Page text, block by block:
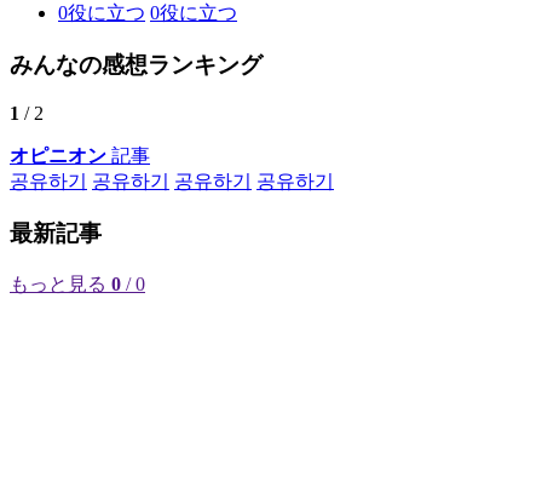
0役に立つ 0役に立つ
みんなの感想ランキング
1 / 2
オピニオン 記事
공유하기
공유하기 공유하기 공유하기
最新記事
もっと見る 0 / 0